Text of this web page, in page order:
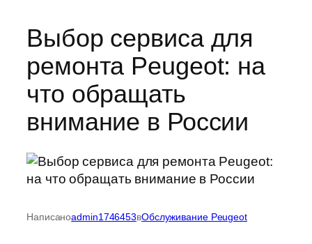
Выбор сервиса для
ремонта Peugeot: на
что обращать
внимание в России
Написаноadmin1746453вОбслуживание Peugeot